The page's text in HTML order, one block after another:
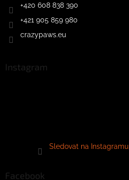
+420 608 838 390
+421 905 859 980
crazypaws.eu
Instagram
Sledovat na Instagramu
Facebook